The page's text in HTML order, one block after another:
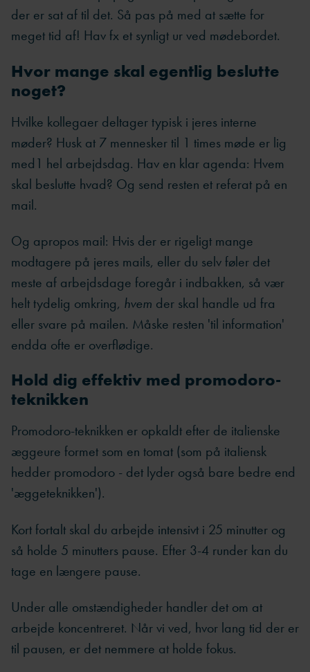
der er sat af til det. Så pas på med at sætte for
meget tid af! Hav fx et synligt ur ved mødebordet.
Hvor mange skal egentlig beslutte
noget?
Hvilke kollegaer deltager typisk i jeres interne
møder? Husk at 7 mennesker til 1 times møde er lig
med1 hel arbejdsdag. Hav en klar agenda: Hvem
skal beslutte hvad? Og send resten et referat på en
mail.
Og apropos mail: Hvis der er rigeligt mange
modtagere på jeres mails, eller du selv føler det
meste af arbejdsdage foregår i indbakken, så vær
helt tydelig omkring, hvem der skal handle ud fra
eller svare på mailen. Måske resten 'til information'
endda ofte er overflødige.
Hold dig effektiv med promodoro-
teknikken
Promodoro-teknikken er opkaldt efter de italienske
æggeure formet som en tomat (som på italiensk
hedder promodoro - det lyder også bare bedre end
'æggeteknikken').
Kort fortalt skal du arbejde intensivt i 25 minutter og
så holde 5 minutters pause. Efter 3-4 runder kan du
tage en længere pause.
Under alle omstændigheder handler det om at
arbejde koncentreret. Når vi ved, hvor lang tid der er
til pausen, er det nemmere at holde fokus.